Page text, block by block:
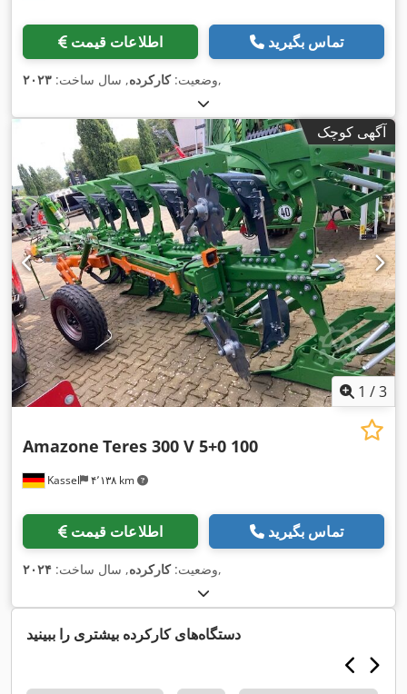
اطلاعات قیمت تماس بگیرید
وضعیت:کارکرده, سال ساخت: ۲۰۲۳ ,
آگهی کوچک
1 /3
Kassel ۴٬۱۳۸ km
Amazone Teres 300 V 5+0 100
اطلاعات قیمت تماس بگیرید
وضعیت:کارکرده, سال ساخت: ۲۰۲۴ ,
دستگاه‌های کارکرده بیشتری را ببینید